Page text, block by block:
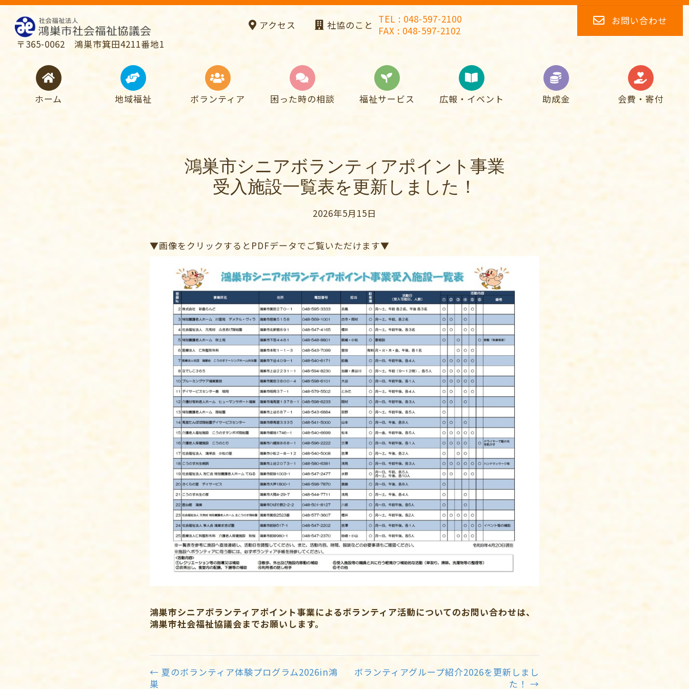
〒365-0062 鴻巣市箕田4211番地1
アクセス 社協のこと TEL : 048-597-2100
FAX : 048-597-2102
お問い合わせ
ホーム 地域福祉 ボランティア 困った時の相談 福祉サービス 広報・イベント 助成金 会費・寄付
鴻巣市シニアボランティアポイント事業
受入施設一覧表を更新しました！
2026年5月15日
▼画像をクリックするとPDFデータでご覧いただけます▼
鴻巣市シニアボランティアポイント事業によるボランティア活動についてのお問い合わせは、
鴻巣市社会福祉協議会までお願いします。
Posts
← 夏のボランティア体験プログラム2026in鴻
巣
ボランティアグループ紹介2026を更新しまし
た！ →